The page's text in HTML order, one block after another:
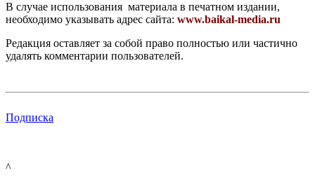
В случае использования материала в печатном издании,
необходимо указывать адрес сайта: www.baikal-media.ru
Редакция оставляет за собой право полностью или частично
удалять комментарии пользователей.
Подписка
^